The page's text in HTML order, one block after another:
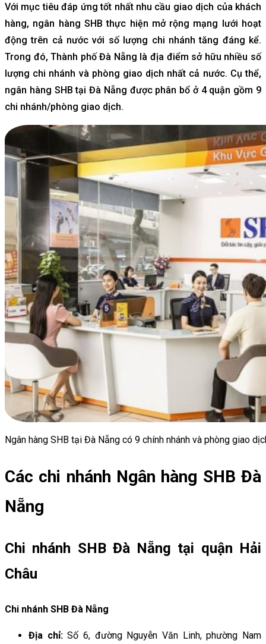
Với mục tiêu đáp ứng tốt nhất nhu cầu giao dịch của khách
hàng, ngân hàng SHB thực hiện mở rộng mạng lưới hoạt
động trên cả nước với số lượng chi nhánh tăng đáng kể.
Trong đó, Thành phố Đà Nẵng là địa điểm sở hữu nhiều số
lượng chi nhánh và phòng giao dịch nhất cả nước. Cụ thể,
ngân hàng SHB tại Đà Nẵng được phân bổ ở 4 quận gồm 9
chi nhánh/phòng giao dịch.
Ngân hàng SHB tại Đà Nẵng có 9 chính nhánh và phòng giao
Các chi nhánh Ngân hàng SHB Đà
Nẵng
Chi nhánh SHB Đà Nẵng tại quận Hải
Châu
Chi nhánh SHB Đà Nẵng
Địa chỉ:Số 6, đường Nguyễn Văn Linh, phường Nam